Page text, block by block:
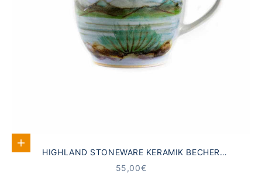
In den Warenkorb
HIGHLAND STONEWARE KERAMIK BECHER
SCHOTTISCHE LANDSCHAFT
ANGEBOT
55,00€